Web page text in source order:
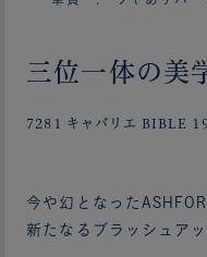
三位一体の美
7281 キャバリエ BIBLE
今や幻となった
新たなるブラッシュア